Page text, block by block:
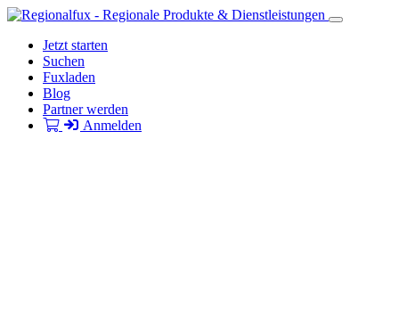
Jetzt starten
Suchen
Fuxladen
Blog
Partner werden
Anmelden